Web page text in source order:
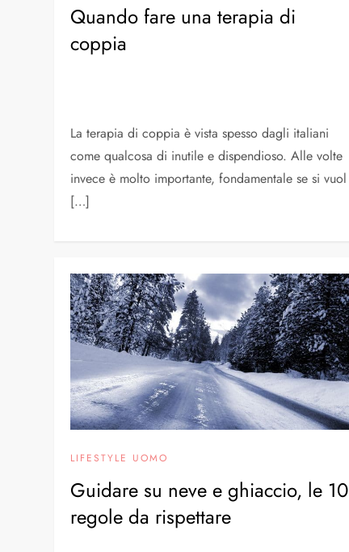
Quando fare una terapia di
coppia
La terapia di coppia è vista spesso dagli italiani
come qualcosa di inutile e dispendioso. Alle volte
invece è molto importante, fondamentale se si vuol
[…]
LIFESTYLE UOMO
Guidare su neve e ghiaccio, le 10
regole da rispettare